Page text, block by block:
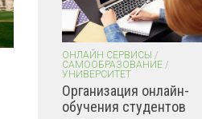
ОНЛАЙН СЕРВИСЫ /
САМООБРАЗОВАНИЕ /
УНИВЕРСИТЕТ
Организация онлайн-
обучения студентов